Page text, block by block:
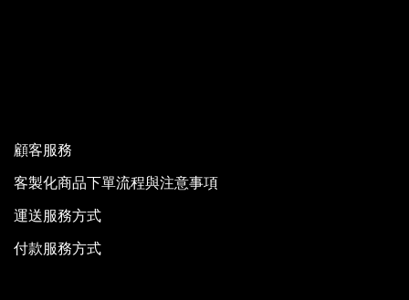
顧客服務
客製化商品下單流程與注意事項
運送服務方式
付款服務方式